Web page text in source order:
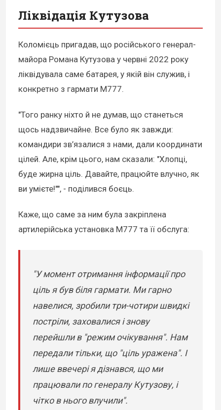
Ліквідація Кутузова
Коломієць пригадав, що російського генерал-
майора Романа Кутузова у червні 2022 року
ліквідувала саме батарея, у якій він служив, і
конкретно з гармати М777.
"Того ранку ніхто й не думав, що станеться
щось надзвичайне. Все було як завжди:
командири зв’язалися з нами, дали координати
цілей. Але, крім цього, нам сказали: "Хлопці,
буде жирна ціль. Давайте, працюйте влучно, як
ви умієте!"", - поділився боєць.
Каже, що саме за ним була закріплена
артилерійська установка М777 та її обслуга:
"У момент отримання інформації про
ціль я був біля гармати. Ми гарно
навелися, зробили три-чотири швидкі
постріли, заховалися і знову
перейшли в "режим очікування". Нам
передали тільки, що "ціль уражена". І
лише ввечері я дізнався, що ми
працювали по генералу Кутузову, і
чітко в нього влучили".